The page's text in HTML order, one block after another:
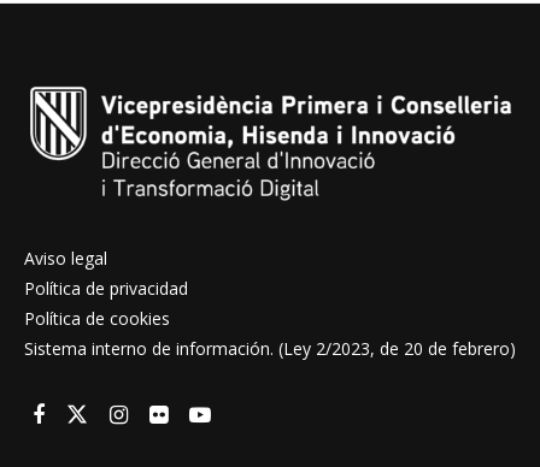
Aviso legal
Política de privacidad
Política de cookies
Sistema interno de información. (Ley 2/2023, de 20 de febrero)